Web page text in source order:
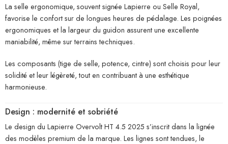
La selle ergonomique, souvent signée Lapierre ou Selle Royal,
favorise le confort sur de longues heures de pédalage. Les poignées
ergonomiques et la largeur du guidon assurent une excellente
maniabilité, même sur terrains techniques.
Les composants (tige de selle, potence, cintre) sont choisis pour leur
solidité et leur légèreté, tout en contribuant à une esthétique
harmonieuse.
Design : modernité et sobriété
Le design du Lapierre Overvolt HT 4.5 2025 s’inscrit dans la lignée
des modèles premium de la marque. Les lignes sont tendues, le